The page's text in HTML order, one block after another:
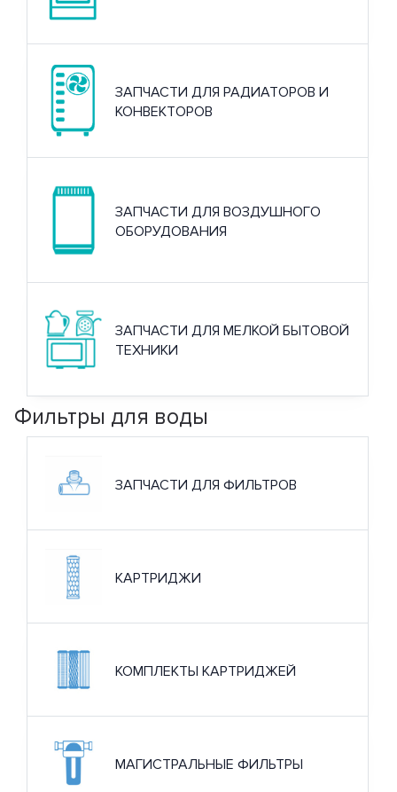
ЗАПЧАСТИ ДЛЯ РАДИАТОРОВ И
КОНВЕКТОРОВ
ЗАПЧАСТИ ДЛЯ ВОЗДУШНОГО
ОБОРУДОВАНИЯ
ЗАПЧАСТИ ДЛЯ МЕЛКОЙ БЫТОВОЙ
ТЕХНИКИ
Фильтры для воды
ЗАПЧАСТИ ДЛЯ ФИЛЬТРОВ
КАРТРИДЖИ
КОМПЛЕКТЫ КАРТРИДЖЕЙ
МАГИСТРАЛЬНЫЕ ФИЛЬТРЫ